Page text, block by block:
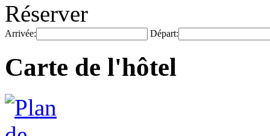
Réserver
Arrivée: Départ:
Carte de l'hôtel